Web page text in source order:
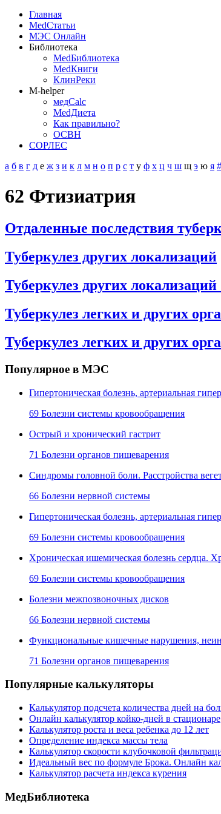
Главная
MedСтатьи
МЭС Онлайн
Библиотека
MedБиблиотека
MedКниги
КлинРеки
M-helper
медCalc
MedДиета
Как правильно?
ОСВН
СОРЛЕС
а б в г д е ж з и к л м н о п р с т у ф х ц ч ш щ э ю я #
62 Фтизиатрия
Отдаленные последствия
Туберкулез других локализаций
Туберкулез других
Туберкулез легких и других
Туберкулез легких и других
Популярное в МЭС
Гипертоническая болезнь, артериальная
69 Болезни системы кровообращения
Острый и хронический гастрит
71 Болезни органов пищеварения
Синдромы головной боли. Расстройства
66 Болезни нервной системы
Гипертоническая болезнь, артериальная
69 Болезни системы кровообращения
Хроническая ишемическая болезнь сердца.
69 Болезни системы кровообращения
Болезни межпозвоночных дисков
66 Болезни нервной системы
Функциональные кишечные нарушения,
71 Болезни органов пищеварения
Популярные калькуляторы
Калькулятор подсчета количества дней на
Онлайн калькулятор койко-дней в стационаре
Калькулятор роста и веса ребенка до 12 лет
Определение индекса массы тела
Калькулятор скорости клубочковой
Идеальный вес по формуле Брока. Онлайн
Калькулятор расчета индекса курения
МедБиблиотека